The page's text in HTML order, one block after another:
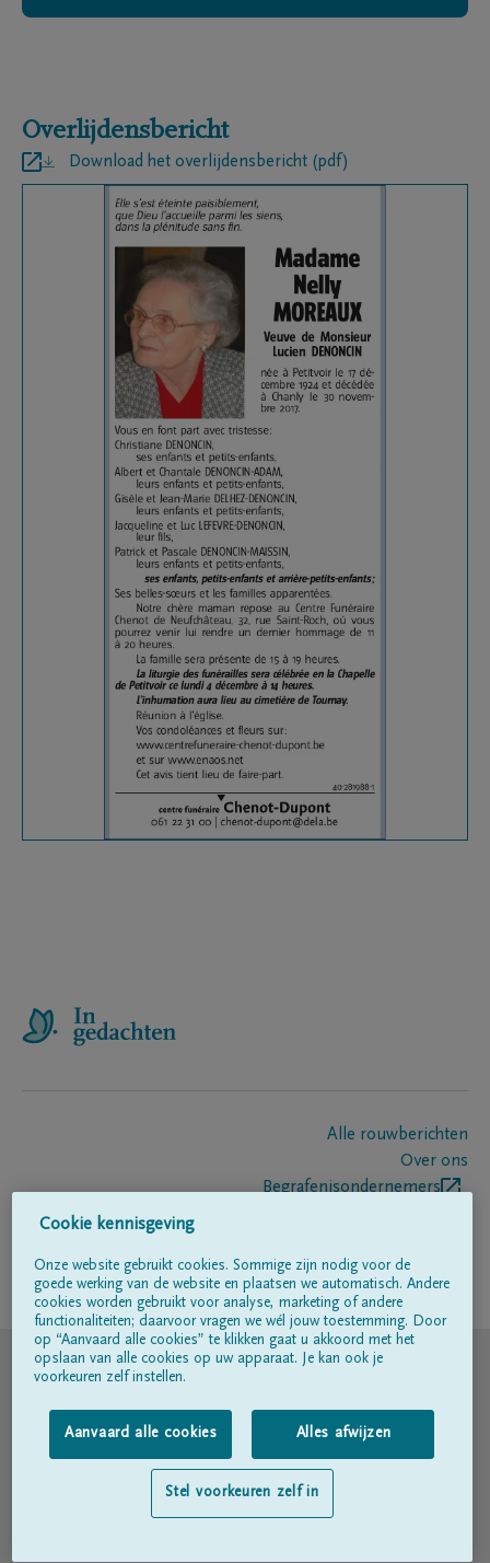
Overlijdensbericht
Download het overlijdensbericht (pdf)
Alle rouwberichten
Over ons
Begrafenisondernemers
Volg ons op
© DELA
Gebruiksvoorwaarden
Privacyverklaring
Toegankelijkheidsverklaring
Cookie kennisgeving
Onze website gebruikt cookies. Sommige zijn nodig voor de
goede werking van de website en plaatsen we automatisch. Andere
cookies worden gebruikt voor analyse, marketing of andere
functionaliteiten; daarvoor vragen we wél jouw toestemming. Door
op “Aanvaard alle cookies” te klikken gaat u akkoord met het
opslaan van alle cookies op uw apparaat. Je kan ook je
voorkeuren zelf instellen.
Aanvaard alle cookies Alles afwijzen
Stel voorkeuren zelf in